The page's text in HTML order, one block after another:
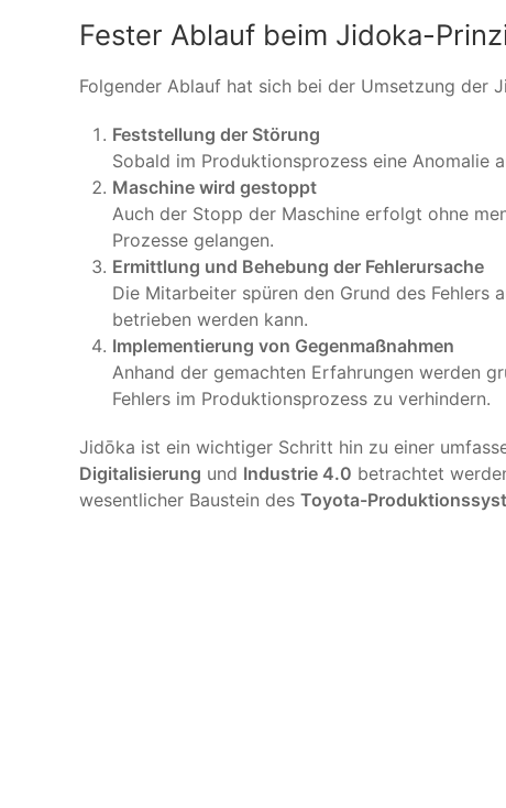
Fester Ablauf beim Jidoka-
Folgender Ablauf hat sich bei der Umsetzung der
Feststellung der Störung
Sobald im Produktionsprozess eine Anomalie
Maschine wird gestoppt
Auch der Stopp der Maschine erfolgt ohne
Prozesse gelangen.
Ermittlung und Behebung der Fehlerursache
Die Mitarbeiter spüren den Grund des Fehlers
betrieben werden kann.
Implementierung von Gegenmaßnahmen
Anhand der gemachten Erfahrungen werden
Fehlers im Produktionsprozess zu verhindern.
Jidōka ist ein wichtiger Schritt hin zu einer
Digitalisierung und Industrie 4.0 betrachtet
wesentlicher Baustein des Toyota-